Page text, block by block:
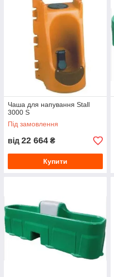
Чаша для напування Stall
3000 S
Під замовлення
від 22 664 ₴
Купити